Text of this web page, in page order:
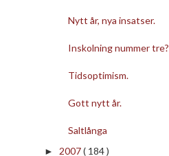
Nytt år, nya insatser.
Inskolning nummer tre?
Tidsoptimism.
Gott nytt år.
Saltlånga
► 2007( 184 )